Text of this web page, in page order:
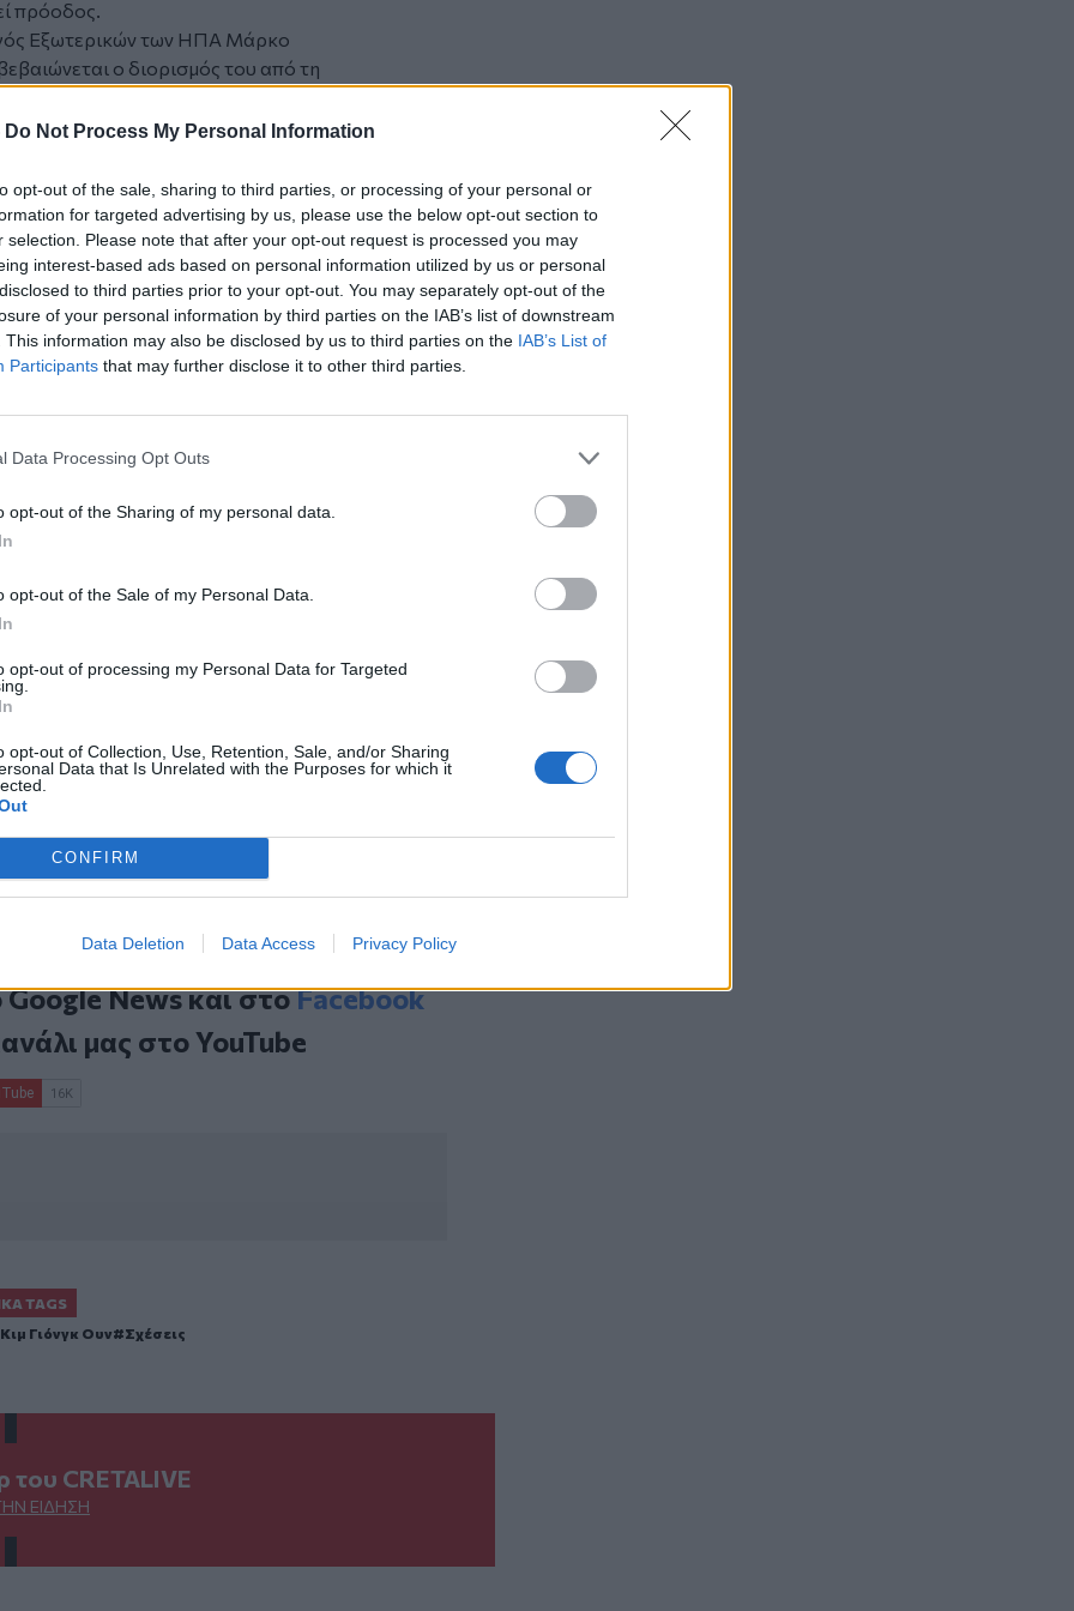
Do Not Process My Personal Information
opt-out of the sale, sharing to third parties, or processing of your personal or
for targeted advertising by us, please use the below opt-out section to
selection. Please note that after your opt-out request is processed you may
interest-based ads based on personal information utilized by us or personal
to third parties prior to your opt-out. You may separately opt-out of the
of your personal information by third parties on the IAB’s list of downstream
This information may also be disclosed by us to third parties on the IAB’s List of
Participants that may further disclose it to other third parties.
Data Processing Opt Outs
opt-out of the Sharing of my personal data.
opt-out of the Sale of my Personal Data.
opt-out of processing my Personal Data for Targeted
opt-out of Collection, Use, Retention, Sale, and/or Sharing
Data that Is Unrelated with the Purposes for which it
CONFIRM
Data Deletion Data Access Privacy Policy
πρόοδος.
Εξωτερικών των ΗΠΑ Μάρκο
ο διορισμός του από τη
«δικτάτορα», πάντως διαβεβαίωσε
προσπάθεια να αποφύγει το να
της Βόρειας Κορέας θεωρεί το
συμβόλαιο για την παραμονή
για τον ίδιο που καμιά
να το αναπτύξει περαιτέρω».
στην προσέγγιση του Ντόναλντ
πως εκείνος την
εποχή.
(συμφωνία), αλλά κατάφερε (...) να
Βόρειας Κορέας). Αυτό δεν σταμάτησε
ηρέμησε την κατάσταση»,
του, ο κ. Τραμπ είχε πει πως
να επιστρέφει στον Λευκό Οίκο και
όλα», είχε καυχηθεί στον αμερικανό
συμπεριέλαβε τη δήλωση στο βιβλίο
σε πυρηνικές
εξαιτίας της μόλυνσης του αέρα
διώκονταν εξαιτίας διαδηλώσεων
Google Newsκαι στοFacebook
μας στοYouTube
TAGS
Κιμ Γιόνγκ Ουν Σχέσεις
του CRETALIVE
ΕΊΔΗΣΗ
Σχεδόν 16.000 ξένοι στρατιώτες
πολεμούν στην Ουκρανία
δέντρα και ξεράθηκαν μέσα σε λίγες